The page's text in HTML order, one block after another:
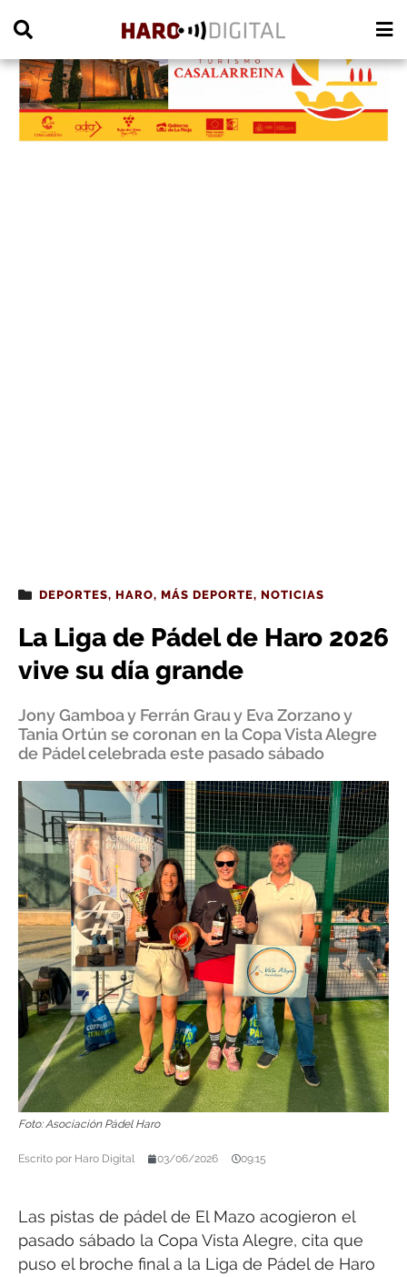
DEPORTES, HARO, MÁS DEPORTE, NOTICIAS
La Liga de Pádel de Haro 2026
vive su día grande
Jony Gamboa y Ferrán Grau y Eva Zorzano y
Tania Ortún se coronan en la Copa Vista Alegre
de Pádel celebrada este pasado sábado
Foto: Asociación Pádel Haro
Escrito por Haro Digital 03/06/2026 09:15
Las pistas de pádel de El Mazo acogieron el
pasado sábado la Copa Vista Alegre, cita que
puso el broche final a la Liga de Pádel de Haro